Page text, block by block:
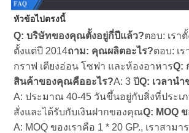
หัวข้อไปตรงนี้
Q: บริษัทของคุณตั้งอยู่กี่ปีแล้ว?ตอบ: เรา
ตั้งแต่ปี 2014ถาม: คุณผลิตอะไร?ตอบ: เ
กราฟ เตียงอ่อน โซฟา และห้องอาหารQ:
สินค้าของคุณคืออะไร?A: 3 ปีQ: เวลานํ
A: ประมาณ 40-45 วันขึ้นอยู่กับสิ่งที่ประ
สั่งและได้รับกับเงินฝากของคุณQ: MOQ
A: MOQ ของเราคือ 1 * 20 GP., เราสาม